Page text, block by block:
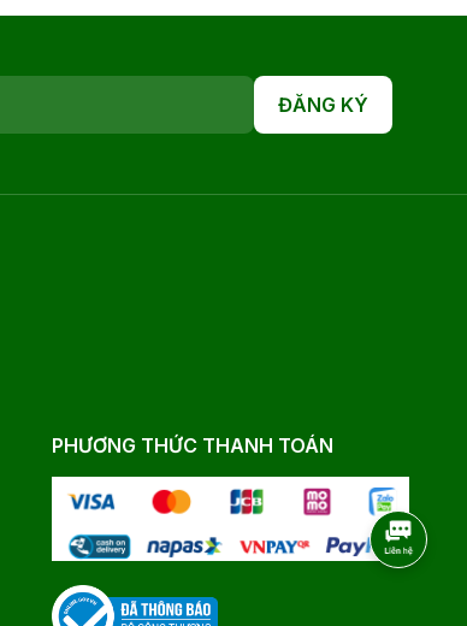
ĐĂNG KÝ
PHƯƠNG THỨC THANH TOÁN